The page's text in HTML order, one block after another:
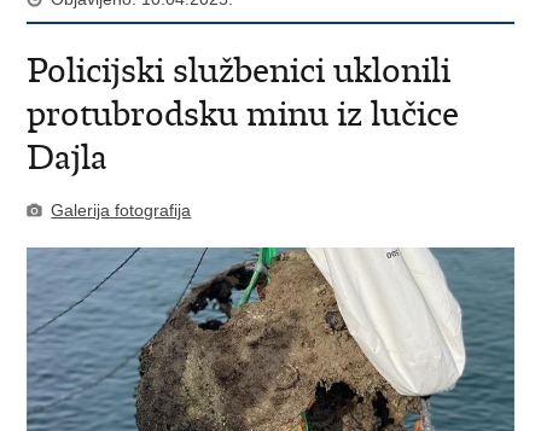
Policijski službenici uklonili
protubrodsku minu iz lučice
Dajla
Galerija fotografija